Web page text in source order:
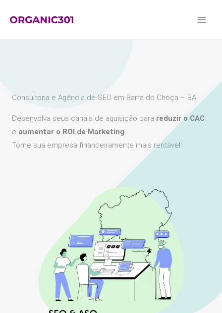
para
Consultoria e Agência de SEO em Barra do Choça – BA
Desenvolva seus canais de aquisição para reduzir o CAC
e aumentar o ROI de Marketing.
Torne sua empresa financeiramente mais rentável!